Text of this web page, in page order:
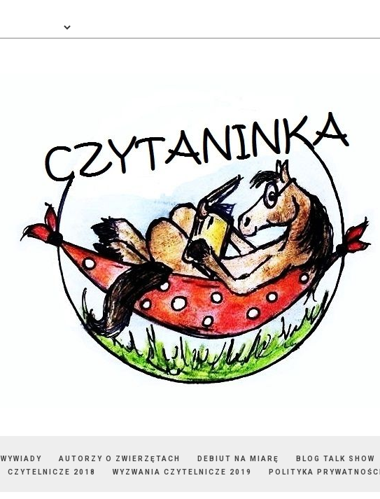
WYWIADY AUTORZY O ZWIERZĘTACH DEBIUT NA MIARĘ BLOG TALK SHOW
CZYTELNICZE 2018
WYZWANIA CZYTELNICZE 2019 POLITYKA PRYWATNOŚCI